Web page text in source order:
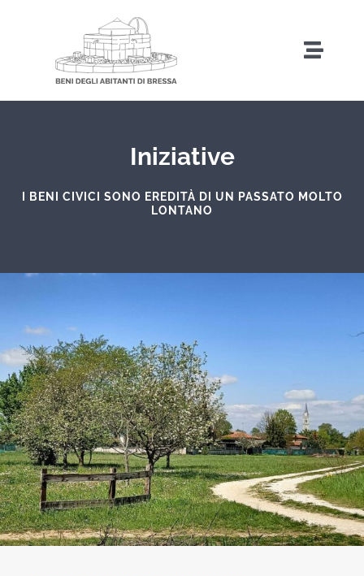
contenuto
Iniziative
Contatti
Iniziative
I BENI CIVICI SONO EREDITÀ DI UN PASSATO MOLTO
LONTANO